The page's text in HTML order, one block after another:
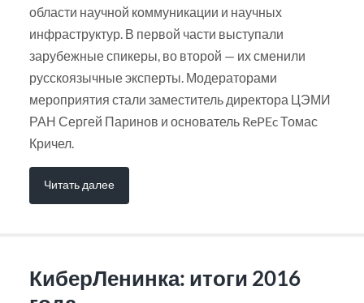
области научной коммуникации и научных
инфраструктур. В первой части выступали
зарубежные спикеры, во второй — их сменили
русскоязычные эксперты. Модераторами
мероприятия стали заместитель директора ЦЭМИ
РАН Сергей Паринов и основатель RePEc Томас
Кричел.
Читать далее
КиберЛенинка: итоги 2016